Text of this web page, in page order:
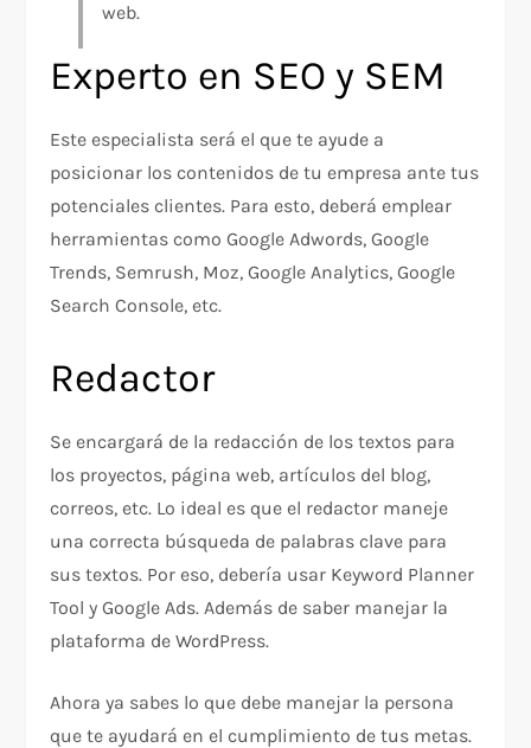
web.
Experto en SEO y SEM
Este especialista será el que te ayude a
posicionar los contenidos de tu empresa ante tus
potenciales clientes. Para esto, deberá emplear
herramientas como Google Adwords, Google
Trends, Semrush, Moz, Google Analytics, Google
Search Console, etc.
Redactor
Se encargará de la redacción de los textos para
los proyectos, página web, artículos del blog,
correos, etc. Lo ideal es que el redactor maneje
una correcta búsqueda de palabras clave para
sus textos. Por eso, debería usar Keyword Planner
Tool y Google Ads. Además de saber manejar la
plataforma de WordPress.
Ahora ya sabes lo que debe manejar la persona
que te ayudará en el cumplimiento de tus metas.